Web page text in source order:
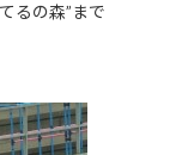
るの森”まで